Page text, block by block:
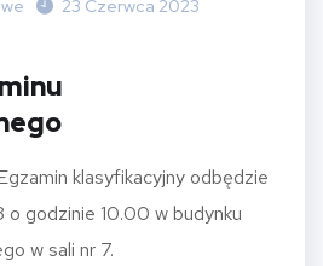
23 Czerwca 2023
klasyfikacyjny odbędzie
godzinie 10.00 w budynku
w sali nr 7.